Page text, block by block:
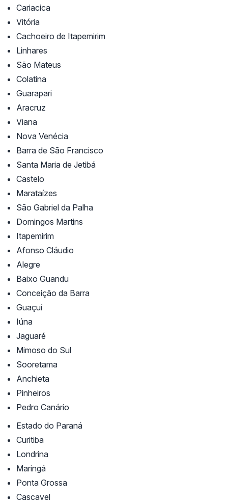
Cariacica
Vitória
Cachoeiro de Itapemirim
Linhares
São Mateus
Colatina
Guarapari
Aracruz
Viana
Nova Venécia
Barra de São Francisco
Santa Maria de Jetibá
Castelo
Marataízes
São Gabriel da Palha
Domingos Martins
Itapemirim
Afonso Cláudio
Alegre
Baixo Guandu
Conceição da Barra
Guaçuí
Iúna
Jaguaré
Mimoso do Sul
Sooretama
Anchieta
Pinheiros
Pedro Canário
Estado do Paraná
Curitiba
Londrina
Maringá
Ponta Grossa
Cascavel